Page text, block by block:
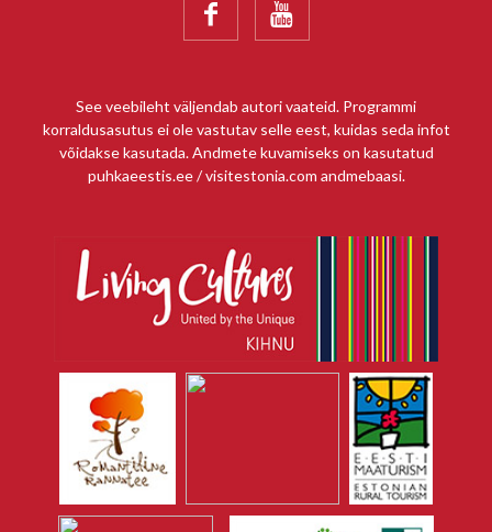
 
See veebileht väljendab autori vaateid. Programmi
korraldusasutus ei ole vastutav selle eest, kuidas seda infot
võidakse kasutada. Andmete kuvamiseks on kasutatud
puhkaeestis.ee / visitestonia.com andmebaasi.